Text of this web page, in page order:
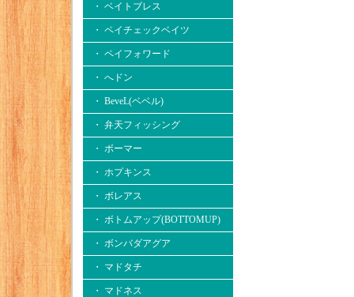
・ ベイトブレス
・ ペイチェックベイツ
・ ペイフォワード
・ へドン
・ BeveL(ベベル)
・ 弁天フィッシング
・ ボーマー
・ ホプキンス
・ ボレアス
・ ボトムアップ(BOTTOMUP)
・ ボンバダアグア
・ マドタチ
・ マドネス